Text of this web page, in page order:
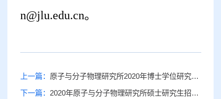
n@jlu.edu.cn。
上一篇： 原子与分子物理研究所2020年博士学位研究生申请考核制招生
下一篇： 2020年原子与分子物理研究所硕士研究生招生成绩